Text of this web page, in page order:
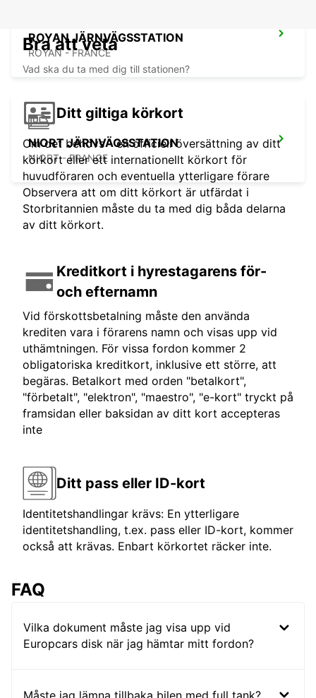
ROYAN JÄRNVÄGSSTATION
ROYAN - FRANCE
NIORT JÄRNVÄGSSTATION
NIORT - FRANCE
Bra att veta
Vad ska du ta med dig till stationen?
Ditt giltiga körkort
Om det behövs - en officiell översättning av ditt
körkort eller ett internationellt körkort för
huvudföraren och eventuella ytterligare förare
Observera att om ditt körkort är utfärdat i
Storbritannien måste du ta med dig båda delarna
av ditt körkort.
Kreditkort i hyrestagarens för-
och efternamn
Vid förskottsbetalning måste den använda
krediten vara i förarens namn och visas upp vid
uthämtningen. För vissa fordon kommer 2
obligatoriska kreditkort, inklusive ett större, att
begäras. Betalkort med orden "betalkort",
"förbetalt", "elektron", "maestro", "e-kort" tryckt på
framsidan eller baksidan av ditt kort accepteras
inte
Ditt pass eller ID-kort
Identitetshandlingar krävs: En ytterligare
identitetshandling, t.ex. pass eller ID-kort, kommer
också att krävas. Enbart körkortet räcker inte.
FAQ
Vilka dokument måste jag visa upp vid
Europcars disk när jag hämtar mitt fordon?
Måste jag lämna tillbaka bilen med full tank?